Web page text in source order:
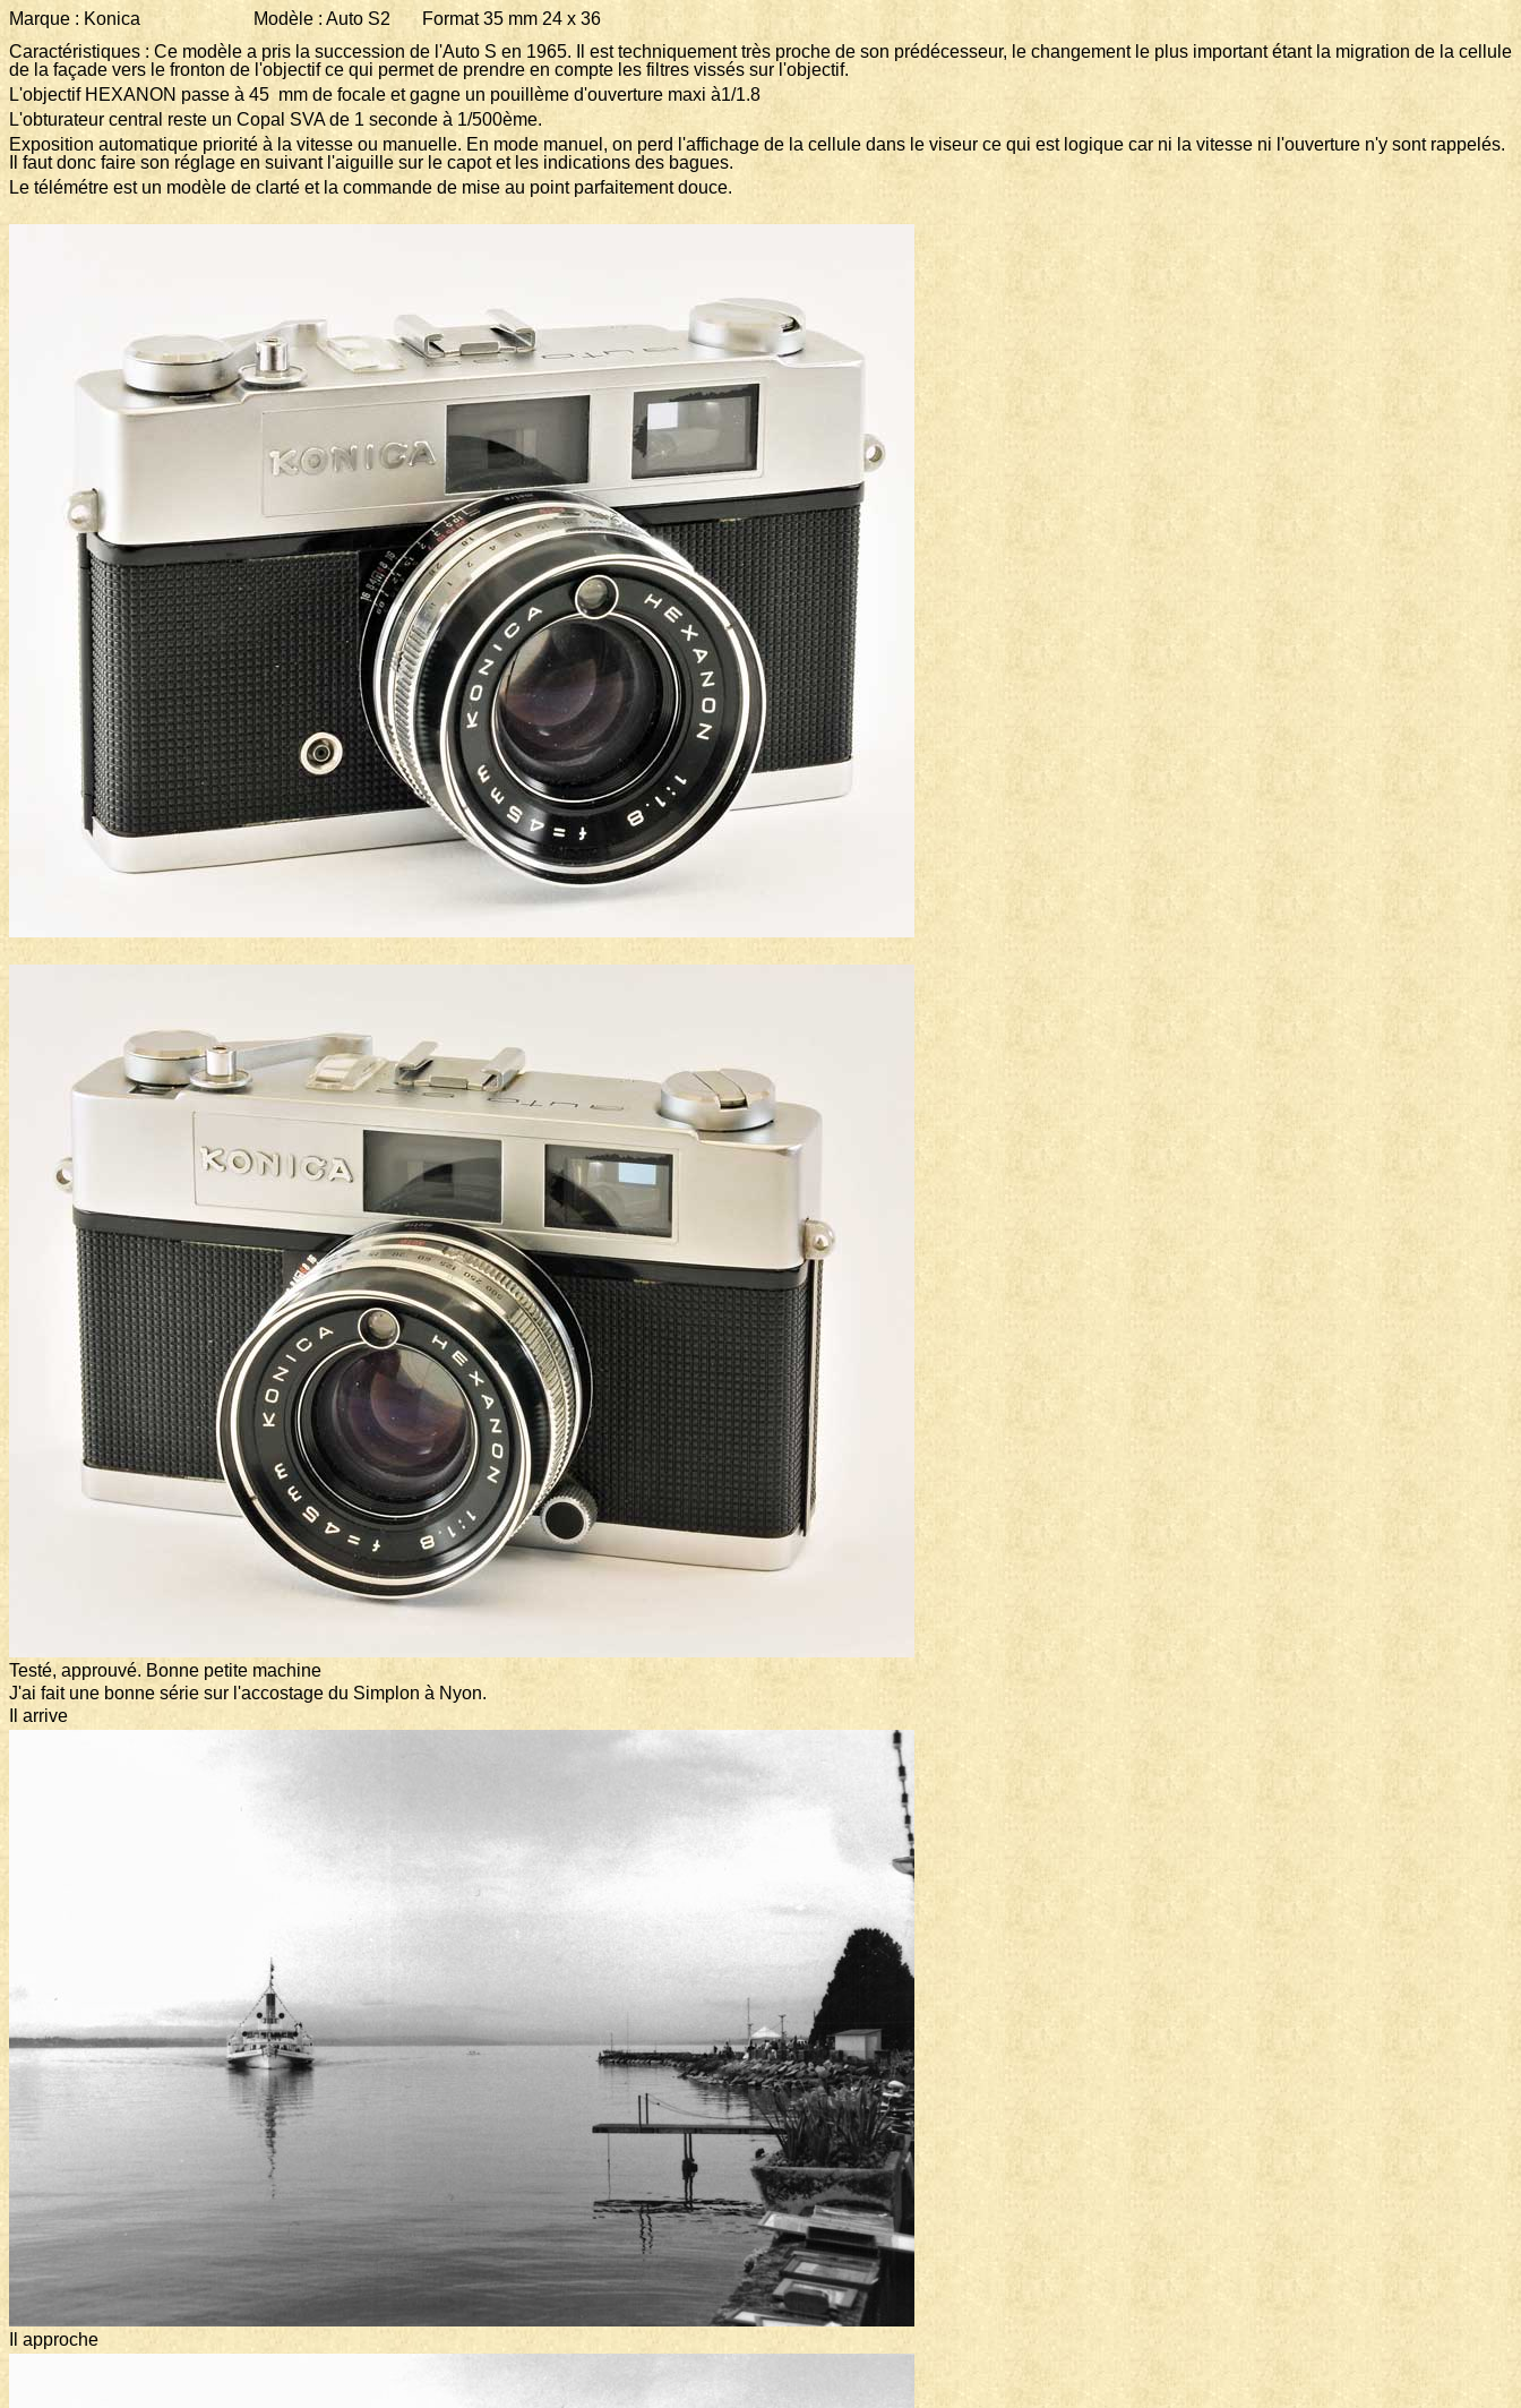
Marque : Konica Modèle : Auto S2 Format 35 mm 24 x 36
Caractéristiques : Ce modèle a pris la succession de l'Auto S en 1965. Il est techniquement très proche de son prédécesseur, le changement le plus important étant la migration de la cellule
de la façade vers le fronton de l'objectif ce qui permet de prendre en compte les filtres vissés sur l'objectif.
L'objectif HEXANON passe à 45 mm de focale et gagne un pouillème d'ouverture maxi à1/1.8
L'obturateur central reste un Copal SVA de 1 seconde à 1/500ème.
Exposition automatique priorité à la vitesse ou manuelle. En mode manuel, on perd l'affichage de la cellule dans le viseur ce qui est logique car ni la vitesse ni l'ouverture n'y sont rappelés.
Il faut donc faire son réglage en suivant l'aiguille sur le capot et les indications des bagues.
Le télémétre est un modèle de clarté et la commande de mise au point parfaitement douce.
Testé, approuvé. Bonne petite machine
J'ai fait une bonne série sur l'accostage du Simplon à Nyon.
Il arrive
Il approche